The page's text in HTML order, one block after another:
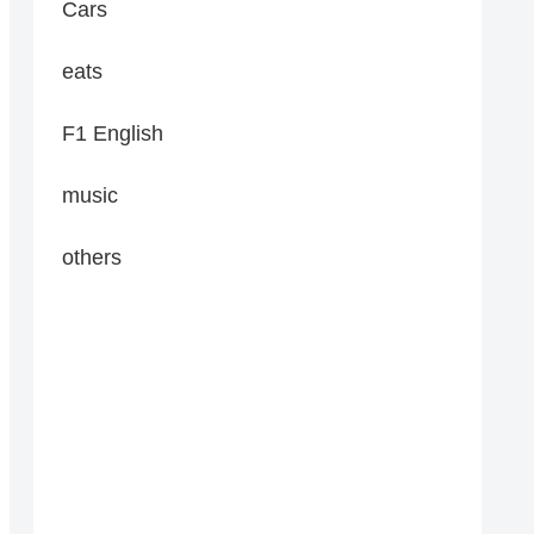
Cars
eats
F1 English
music
others